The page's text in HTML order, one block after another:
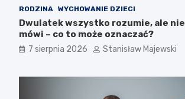
RODZINA WYCHOWANIE DZIECI
Dwulatek wszystko rozumie, ale nie
mówi – co to może oznaczać?
7 sierpnia 2026 Stanisław Majewski